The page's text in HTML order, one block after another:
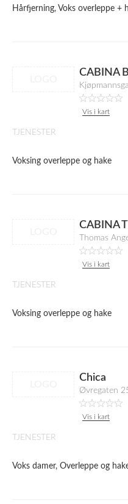
Hårfjerning, Voks overleppe +
CABINA
Vis i kart
TJENESTER
Voksing overleppe og hake
CABINA
Thomas
Vis i kart
TJENESTER
Voksing overleppe og hake
Chica
Øvregaten
Vis i kart
TJENESTER
Voks damer, Overleppe og